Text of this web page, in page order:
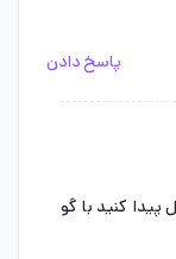
پاسخ دادن
پیدا کنید با گو